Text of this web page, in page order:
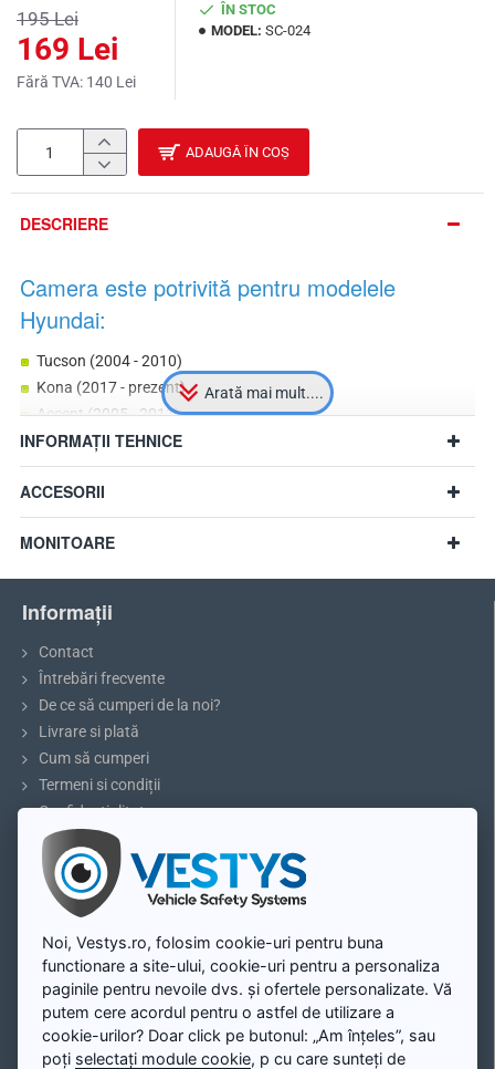
169 Lei
195 Lei
Fără TVA: 140 Lei
ÎN STOC
MODEL: SC-024
ADAUGĂ ÎN COȘ
DESCRIERE
Camera este potrivită pentru modelele
Hyundai:
Tucson (2004 - 2010)
Kona (2017 - prezent)
Accent (2005 - 2011)
Elantra (2006 - 2010)
Terracan (2001 - 2007)
Sonata 6 (2009 - 2015)
i40 CW Kombi (2011 - 2019)
ix55 (2006 - 2012)
Recomandare:Înainte de a cumpăra, vă rugăm să măsurați
dimensiunile luminii deasupra plăcuței de înmatriculare și să
comparați cu modelul selectat.
INFORMAȚII TEHNICE
ACCESORII
MONITOARE
Informații
Contact
Întrebări frecvente
De ce să cumperi de la noi?
Livrare si plată
Cum să cumperi
Termeni si condiții
Confidențialitate
Reclamații și retururi
5 sfaturi pentru parcare sau marșarier
Blog
Contul meu
Contul meu
Înregistrare
Autentificare
Harta site-ului
Noi, Vestys.ro, folosim cookie-uri pentru buna
functionare a site-ului, cookie-uri pentru a personaliza
paginile pentru nevoile dvs. și ofertele personalizate. Vă
putem cere acordul pentru o astfel de utilizare a
cookie-urilor? Doar click pe butonul: „Am înțeles”, sau
poți selectați module cookie, p cu care sunteți de